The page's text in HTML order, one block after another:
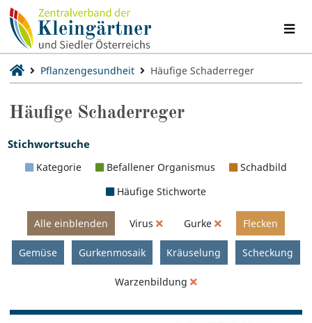
Pflanzengesundheit Häufige Schaderreger
Häufige Schaderreger
Stichwortsuche
Kategorie Befallener Organismus
Schadbild
Häufige Stichworte
Alle einblenden Virus Gurke Flecken
Gemüse Gurkenmosaik Kräuselung Scheckung
Warzenbildung